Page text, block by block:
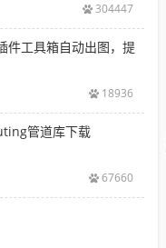
304447
件工具箱自动出图，提
18936
管道库下载
67660